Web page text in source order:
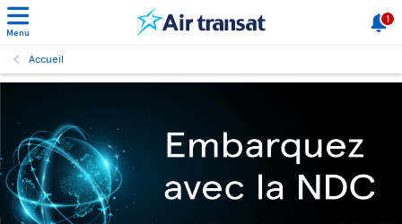
Menu
1
Accueil